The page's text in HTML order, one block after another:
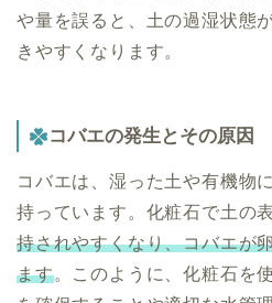
や量を誤ると、土の過湿状態
きやすくなります。
コバエの発生とその原因
コバエは、湿った土や有機物
持っています。化粧石で土の
持されやすくなり、コバエが
ます。このように、化粧石を